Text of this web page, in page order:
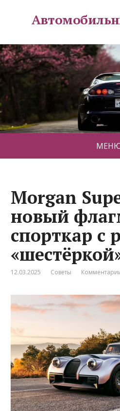
Morgan
новый
спорткар с
12.03.2025 Советы